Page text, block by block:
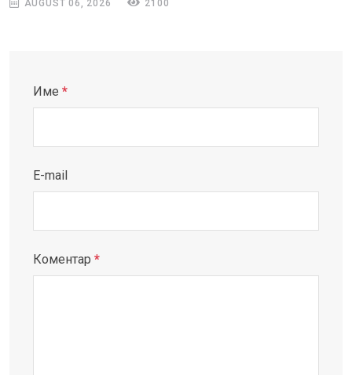
AUGUST 06, 2026 2100
Име *
E-mail
Коментар *